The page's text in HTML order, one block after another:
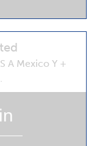
→
A Mexico Y +